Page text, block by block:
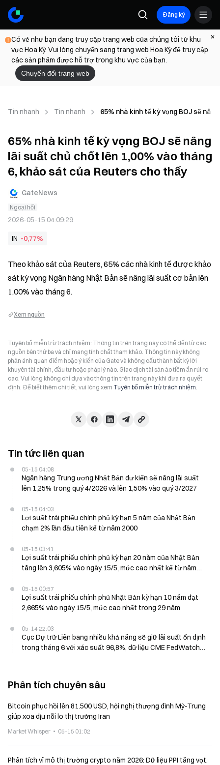
Đăng ký
Có vẻ như bạn đang truy cập trang web của chúng tôi từ khu
vực Hoa Kỳ. Vui lòng chuyển sang trang web Hoa Kỳ để truy cập
các sản phẩm được hỗ trợ trong khu vực của bạn.
Chuyển đổi trang web
Tin nhanh Tin nhanh 65% nhà kinh tế kỳ vọng BOJ sẽ
65% nhà kinh tế kỳ vọng BOJ sẽ nâng
lãi suất chủ chốt lên 1,00% vào tháng
6, khảo sát của Reuters cho thấy
GateNews
Ngoại hối
2026-05-15 04:09:29
IN -0,77%
Theo khảo sát của Reuters, 65% các nhà kinh tế được khảo
sát kỳ vọng Ngân hàng Nhật Bản sẽ nâng lãi suất cơ bản lên
1,00% vào tháng 6.
Xem nguồn
Tuyên bố miễn trừ trách nhiệm: Thông tin trên trang này có thể đến từ các
nguồn bên thứ ba và chỉ mang tính chất tham khảo. Thông tin này không
phản ánh quan điểm hoặc ý kiến của Gate và không cấu thành bất kỳ lời
khuyên tài chính, đầu tư hoặc pháp lý nào. Giao dịch tài sản ảo tiềm ẩn rủi ro
cao. Vui lòng không chỉ dựa vào thông tin trên trang này khi đưa ra quyết
định. Để biết thêm chi tiết, vui lòng xem Tuyên bố miễn trừ trách nhiệm.
Tin tức liên quan
05-15 04:08
Ngân hàng Trung ương Nhật Bản dự kiến sẽ nâng lãi suất
lên 1,25% trong quý 4/2026 và lên 1,50% vào quý 3/2027
05-15 04:03
Lợi suất trái phiếu chính phủ kỳ hạn 5 năm của Nhật Bản
chạm 2% lần đầu tiên kể từ năm 2000
05-15 03:41
Lợi suất trái phiếu chính phủ kỳ hạn 20 năm của Nhật Bản
tăng lên 3,605% vào ngày 15/5, mức cao nhất kể từ năm
05-15 00:57
Lợi suất trái phiếu chính phủ Nhật Bản kỳ hạn 10 năm đạt
2,665% vào ngày 15/5, mức cao nhất trong 29 năm
05-14 22:03
Cục Dự trữ Liên bang nhiều khả năng sẽ giữ lãi suất ổn định
trong tháng 6 với xác suất 96,8%, dữ liệu CME FedWatch
Phân tích chuyên sâu
Bitcoin phục hồi lên 81.500 USD, hội nghị thượng đỉnh Mỹ-Trung
giúp xoa dịu nỗi lo thị trường Iran
Market Whisper 05-15 01:02
Phân tích vĩ mô thị trường crypto năm 2026: Dữ liệu PPI tăng vọt,